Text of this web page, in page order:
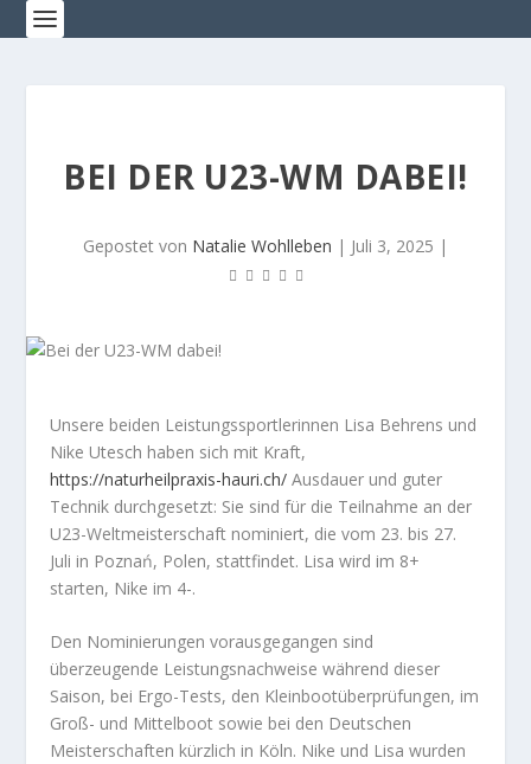
BEI DER U23-WM DABEI!
Gepostet von Natalie Wohlleben | Juli 3, 2025 |
Unsere beiden Leistungssportlerinnen Lisa Behrens und
Nike Utesch haben sich mit Kraft,
https://naturheilpraxis-hauri.ch/ Ausdauer und guter
Technik durchgesetzt: Sie sind für die Teilnahme an der
U23-Weltmeisterschaft nominiert, die vom 23. bis 27.
Juli in Poznań, Polen, stattfindet. Lisa wird im 8+
starten, Nike im 4-.
Den Nominierungen vorausgegangen sind
überzeugende Leistungsnachweise während dieser
Saison, bei Ergo-Tests, den Kleinbootüberprüfungen, im
Groß- und Mittelboot sowie bei den Deutschen
Meisterschaften kürzlich in Köln. Nike und Lisa wurden